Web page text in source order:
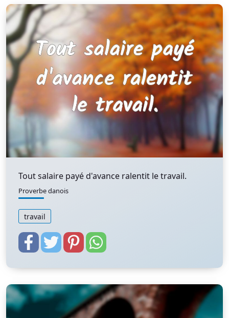
Tout salaire payé d'avance ralentit le travail.
Proverbe danois
travail